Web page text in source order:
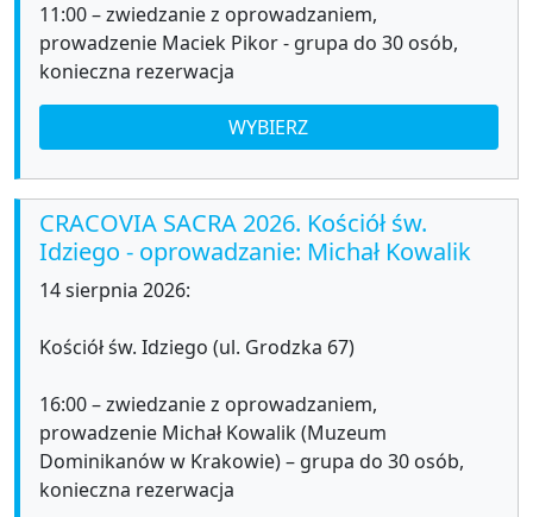
11:00 – zwiedzanie z oprowadzaniem,
prowadzenie Maciek Pikor - grupa do 30 osób,
konieczna rezerwacja
WYBIERZ
CRACOVIA SACRA 2026. Kościół św.
Idziego - oprowadzanie: Michał Kowalik
14 sierpnia 2026:
Kościół św. Idziego (ul. Grodzka 67)
16:00 – zwiedzanie z oprowadzaniem,
prowadzenie Michał Kowalik (Muzeum
Dominikanów w Krakowie) – grupa do 30 osób,
konieczna rezerwacja